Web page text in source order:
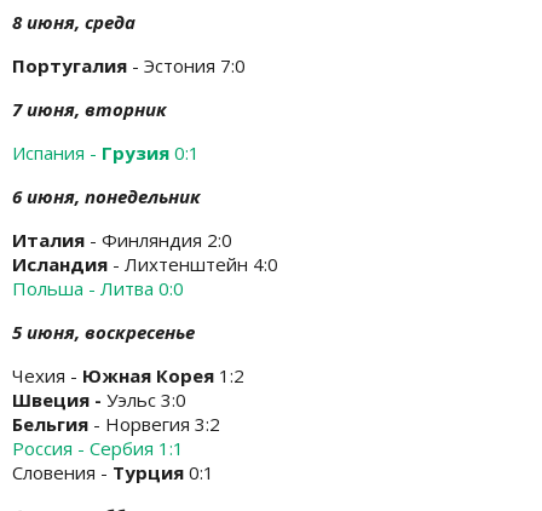
8 июня, среда
Португалия - Эстония 7:0
7 июня, вторник
Испания - Грузия 0:1
6 июня, понедельник
Италия - Финляндия 2:0
Исландия - Лихтенштейн 4:0
Польша - Литва 0:0
5 июня, воскресенье
Чехия - Южная Корея 1:2
Швеция - Уэльс 3:0
Бельгия - Норвегия 3:2
Россия - Сербия 1:1
Словения - Турция 0:1